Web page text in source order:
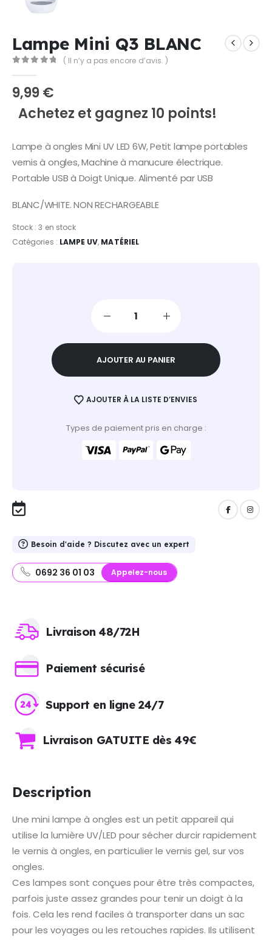
Lampe Mini Q3 BLANC
( Il n’y a pas encore d’avis. )
9,99€
Achetez et gagnez 10 points!
Lampe à ongles Mini UV LED 6W, Petit lampe portables
vernis à ongles, Machine à manucure électrique.
Portable USB à Doigt Unique. Alimenté par USB
BLANC/WHITE. NON RECHARGEABLE
Stock :3 en stock
Catégories : LAMPE UV, MATÉRIEL
AJOUTER AU PANIER
AJOUTER À LA LISTE D’ENVIES
Types de paiement pris en charge :
Besoin d'aide ? Discutez avec un expert
0692 36 01 03 Appelez-nous
Livraison 48/72H
Paiement sécurisé
Support en ligne 24/7
Livraison GATUITE dès 49€
Description
Une mini lampe à ongles est un petit appareil qui
utilise la lumière UV/LED pour sécher durcir rapidement
le vernis à ongles, en particulier le vernis gel, sur vos
ongles.
Ces lampes sont conçues pour être très compactes,
parfois juste assez grandes pour tenir un doigt à la
fois. Cela les rend faciles à transporter dans un sac
pour les voyages ou les retouches rapides. Ils utilisent